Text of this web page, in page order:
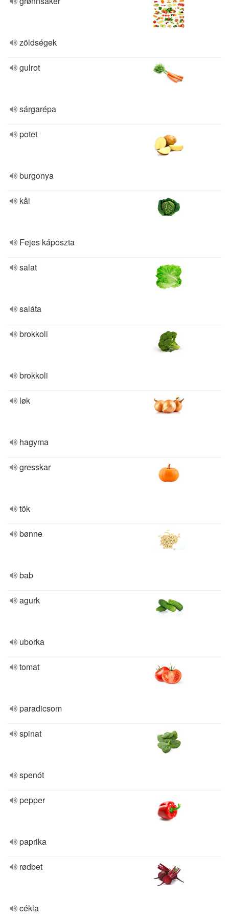
zöldségek
gulrot
sárgarépa
potet
burgonya
kål
Fejes káposzta
salat
saláta
brokkoli
brokkoli
løk
hagyma
gresskar
tök
bønne
bab
agurk
uborka
tomat
paradicsom
spinat
spenót
pepper
paprika
rødbet
cékla